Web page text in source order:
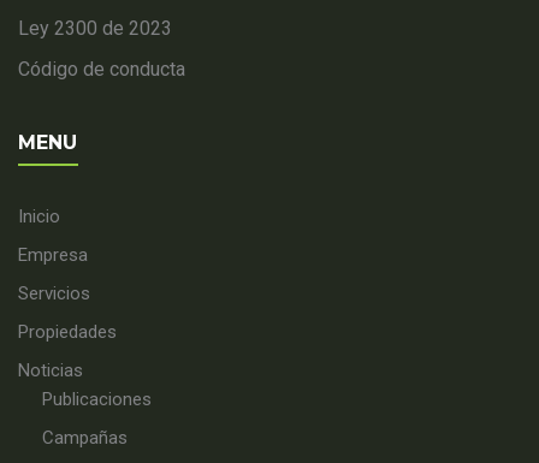
Ley 2300 de 2023
Código de conducta
MENU
Inicio
Empresa
Servicios
Propiedades
Noticias
Publicaciones
Campañas